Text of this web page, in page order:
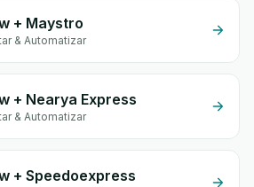
+ Maystro
& Automatizar
+ Nearya Express
& Automatizar
+ Speedoexpress